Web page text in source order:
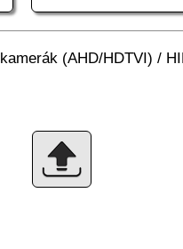
(AHD/HDTVI) /